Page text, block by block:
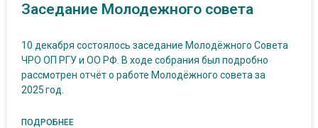
Заседание Молодежного совета
10 декабря состоялось заседание Молодёжного Совета
ЧРО ОП РГУ и ОО РФ. В ходе собрания был подробно
рассмотрен отчёт о работе Молодёжного совета за
2025 год.
ПОДРОБНЕЕ